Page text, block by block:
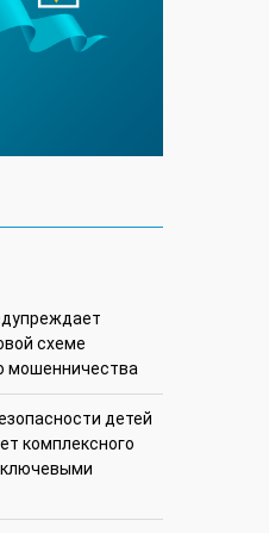
схеме
мошенничества
детей
комплексного
ключевыми